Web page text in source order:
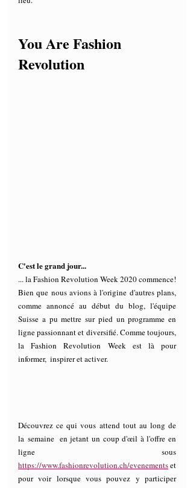
You Are Fashion
Revolution
C'est le grand jour...
... la Fashion Revolution Week 2020 commence!
Bien que nous avions à l'origine d'autres plans,
comme annoncé au début du blog, l'équipe
Suisse a pu mettre sur pied un programme en
ligne passionnant et diversifié. Comme toujours,
la Fashion Revolution Week est là pour
informer,  inspirer et activer.
Découvrez ce qui vous attend tout au long de
la semaine  en jetant un coup d'œil à l'offre en
https://www.fashionrevolution.ch/evenements et
pour voir lorsque vous pouvez y participer